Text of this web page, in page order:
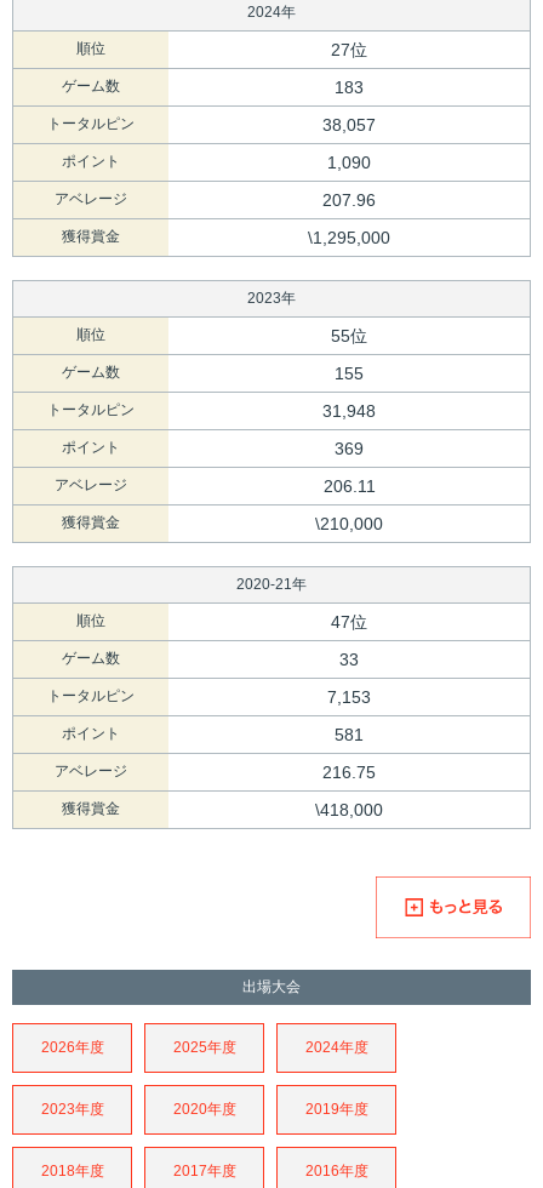
2024年
順位 27位
ゲーム数 183
トータルピン 38,057
ポイント 1,090
アベレージ 207.96
獲得賞金 \1,295,000
2023年
順位 55位
ゲーム数 155
トータルピン 31,948
ポイント 369
アベレージ 206.11
獲得賞金 \210,000
2020-21年
順位 47位
ゲーム数 33
トータルピン 7,153
ポイント 581
アベレージ 216.75
獲得賞金 \418,000
出場大会
2026年度 2025年度 2024年度
2023年度 2020年度 2019年度
2018年度 2017年度 2016年度